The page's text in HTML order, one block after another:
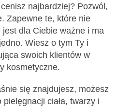
najbardziej? Pozwól,
Zapewne te, które nie
dla Ciebie ważne i ma
Wiesz o tym Ty i
swoich klientów w
kosmetyczne.
się znajdujesz, możesz
ciała, twarzy i